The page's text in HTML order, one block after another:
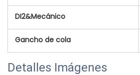
DI2&Mecánico
Gancho de cola
Detalles Imágenes